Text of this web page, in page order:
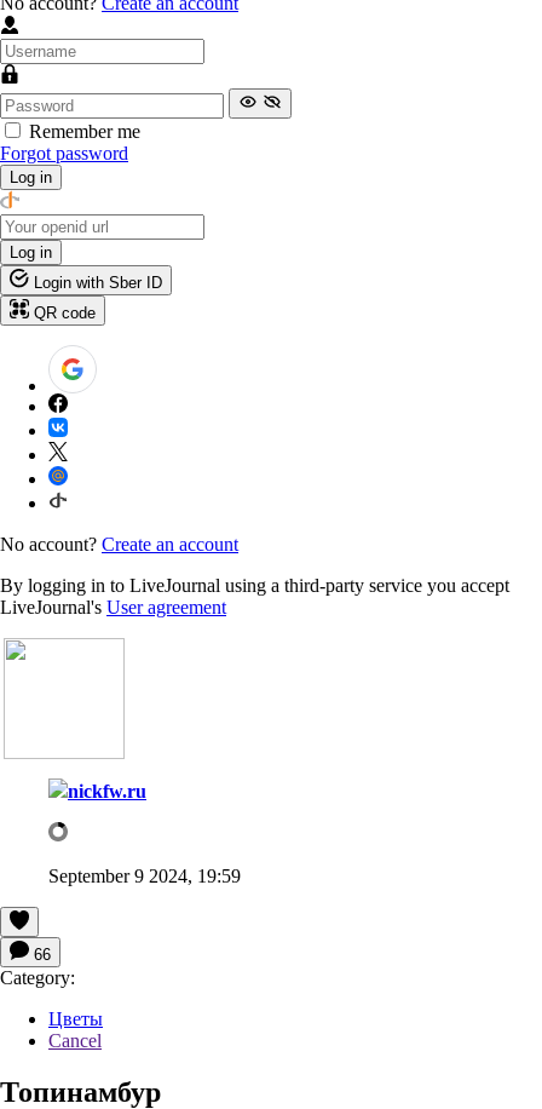
Remember me
Forgot password
Log in
Log in
Login with Sber ID
QR code
No account? Create an account
By logging in to LiveJournal using a third-party service you accept
LiveJournal's User agreement
nickfw.ru
September 9 2024, 19:59
66
Category:
Цветы
Cancel
Топинамбур